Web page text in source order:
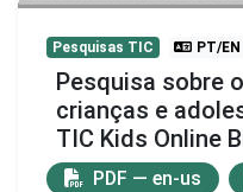
Pesquisas TIC PT/EN
Pesquisa sobre
crianças e
TIC Kids Online
PDF — en-us